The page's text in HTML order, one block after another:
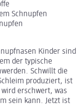
Schnupfen
Kinder sind
der typische
Schwillt die
produziert, ist
erschwert, was
sein kann. Jetzt ist